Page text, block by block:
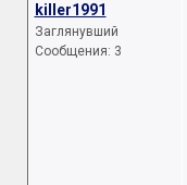
killer1991
Заглянувший
Сообщения: 3